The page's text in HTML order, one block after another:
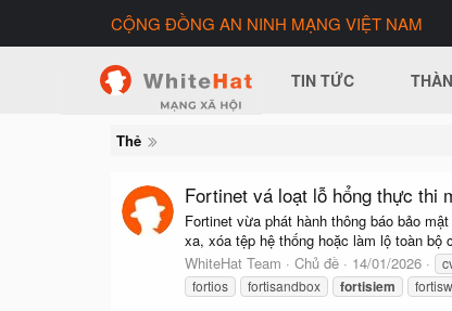
CỘNG ĐỒNG AN NINH MẠNG VIỆT NAM
TIN TỨC
Thẻ
Fortinet vá loạt lỗ hổng thực thi
Fortinet vừa phát hành thông báo bảo
xa, xóa tệp hệ thống hoặc làm lộ toàn
WhiteHat Team
Chủ đề 14/01/2026
fortios
fortisandbox fortisiem